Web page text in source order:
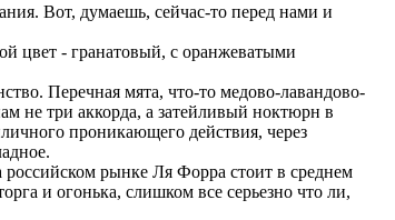
Вот, думаешь, сейчас-то перед нами и
цвет - гранатовый, с оранжеватыми
Перечная мята, что-то медово-лавандово-
не три аккорда, а затейливый ноктюрн в
проникающего действия, через
рынке Ля Форра стоит в среднем
и огонька, слишком все серьезно что ли,